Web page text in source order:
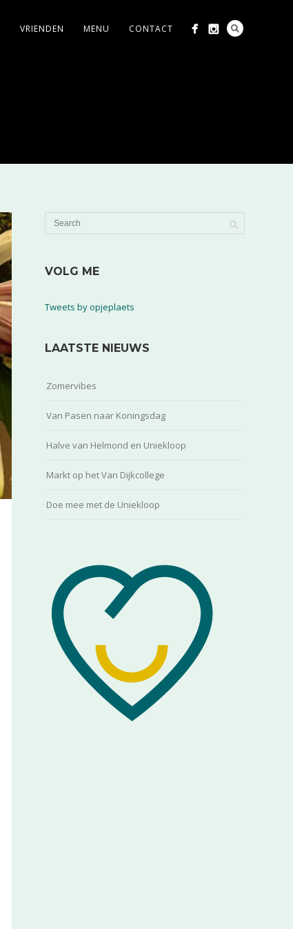
VRIENDEN MENU CONTACT
VOLG ME
Tweets by opjeplaets
LAATSTE NIEUWS
Zomervibes
Van Pasen naar Koningsdag
Halve van Helmond en Uniekloop
Markt op het Van Dijkcollege
Doe mee met de Uniekloop